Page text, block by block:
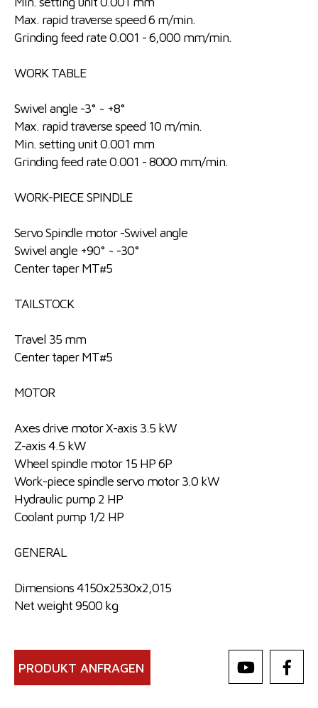
Max. rapid traverse speed 6 m/min.
Grinding feed rate 0.001 - 6,000 mm/min.
WORK TABLE
Swivel angle -3° ~ +8°
Max. rapid traverse speed 10 m/min.
Min. setting unit 0.001 mm
Grinding feed rate 0.001 - 8000 mm/min.
WORK-PIECE SPINDLE
Servo Spindle motor -Swivel angle
Swivel angle +90° ~ -30°
Center taper MT#5
TAILSTOCK
Travel 35 mm
Center taper MT#5
MOTOR
Axes drive motor X-axis 3.5 kW
Z-axis 4.5 kW
Wheel spindle motor 15 HP 6P
Work-piece spindle servo motor 3.0 kW
Hydraulic pump 2 HP
Coolant pump 1/2 HP
GENERAL
Dimensions 4150x2530x2,015
Net weight 9500 kg
PRODUKT ANFRAGEN